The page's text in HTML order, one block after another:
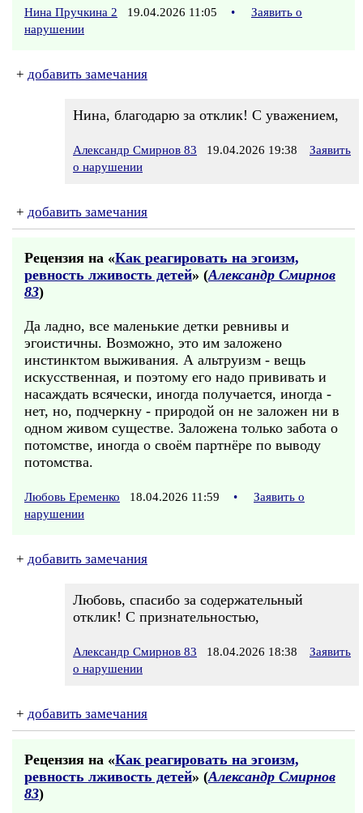
Нина Пручкина 2 19.04.2026 11:05 •
Заявить о
нарушении
+ добавить замечания
Нина, благодарю за отклик! С уважением,
Александр Смирнов 83 19.04.2026 19:38
Заявить
о нарушении
+ добавить замечания
Рецензия на «Как реагировать на эгоизм,
ревность лживость детей» (Александр Смирнов
83)
Да ладно, все маленькие детки ревнивы и
эгоистичны. Возможно, это им заложено
инстинктом выживания. А альтруизм - вещь
искусственная, и поэтому его надо прививать и
насаждать всячески, иногда получается, иногда -
нет, но, подчеркну - природой он не заложен ни в
одном живом существе. Заложена только забота о
потомстве, иногда о своём партнёре по выводу
потомства.
Любовь Еременко 18.04.2026 11:59 •
Заявить о
нарушении
+ добавить замечания
Любовь, спасибо за содержательный
отклик! С признательностью,
Александр Смирнов 83 18.04.2026 18:38
Заявить
о нарушении
+ добавить замечания
Рецензия на «Как реагировать на эгоизм,
ревность лживость детей» (Александр Смирнов
83)